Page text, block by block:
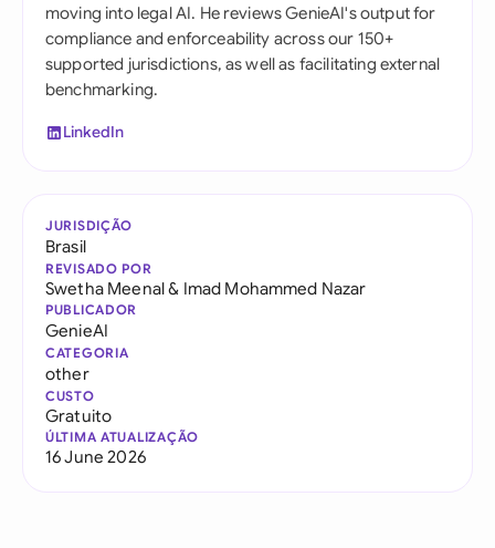
moving into legal AI. He reviews GenieAI's output for
compliance and enforceability across our 150+
supported jurisdictions, as well as facilitating external
benchmarking.
LinkedIn
JURISDIÇÃO
Brasil
REVISADO POR
Swetha Meenal& Imad Mohammed Nazar
PUBLICADOR
GenieAI
CATEGORIA
other
CUSTO
Gratuito
ÚLTIMA ATUALIZAÇÃO
16 June 2026